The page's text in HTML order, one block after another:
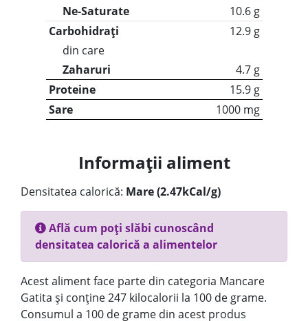
Ne-Saturate
10.6 g
Carbohidrați
12.9 g
din care
Zaharuri
4.7 g
Proteine
15.9 g
Sare
1000 mg
Informații aliment
Densitatea calorică: Mare (2.47kCal/g)
Află cum poți slăbi cunoscând
densitatea calorică a alimentelor
Acest aliment face parte din categoria Mancare
Gatita și conține 247 kilocalorii la 100 de grame.
Consumul a 100 de grame din acest produs